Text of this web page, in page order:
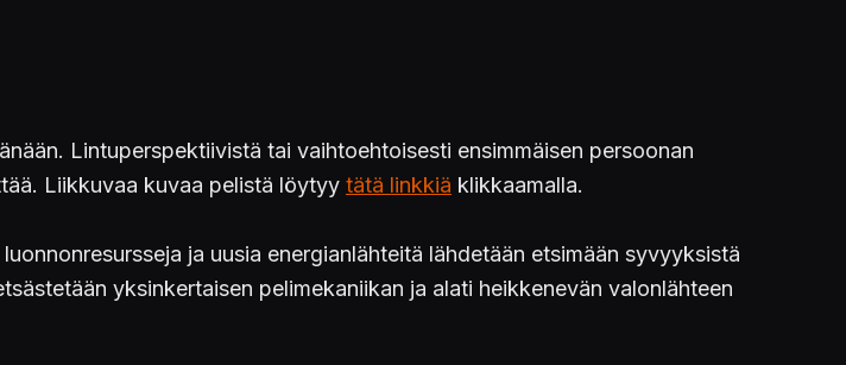
Lintuperspektiivistä tai vaihtoehtoisesti ensimmäisen persoonan
Liikkuvaa kuvaa pelistä löytyy tätä linkkiä klikkaamalla.
ja uusia energianlähteitä lähdetään etsimään syvyyksistä
yksinkertaisen pelimekaniikan ja alati heikkenevän valonlähteen